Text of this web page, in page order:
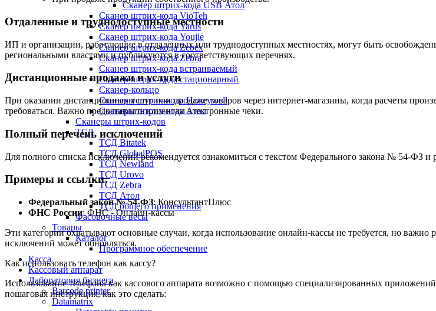
Сканер штрих-кода USB Атол
Сканер штрих-кода VioTeh
Сканер штрих-кода Yarus
Сканер штрих-кода Youjie
Сканер штрих-кода Zebex
Сканер штрих-кода Zebra
Сканер штрих-кода встраиваемый
Сканер штрих-кода стационарный
Сканер-кольцо
Сканеры штрих-кода Honeywell
Сканеры штрих-кода Атол
Сканеры штрих-кодов
ТСД
ТСД Bitatek
ТСД GlobalPOS
ТСД Newland
ТСД Urovo
ТСД Zebra
ТСД Атол
ТСД общего применения
Фасовочные весы
Товары
Каталог
Программное обеспечение
Касса
Кассовый аппарат
Лаборатория бизнеса
Barcode printer
Datamatrix
Отдаленные и труднодоступные местности
ИП и организации, работающие в отдаленных или труднодоступных местностях, могут быть
региональными властями и публикуются в соответствующих перечнях.
Дистанционные продажи и услуги
При оказании дистанционных услуг или продаже товаров через интернет-магазины, когда расчеты
требоваться. Важно предоставлять клиентам электронные чеки.
Полный перечень исключений
Для полного списка исключений рекомендуется ознакомиться с текстом Федерального закона № 54-ФЗ
Примеры и ссылки:
Федеральный закон № 54-ФЗ: КонсультантПлюс
ФНС России: ФНС - Онлайн-кассы
Эти категории охватывают основные случаи, когда использование онлайн-кассы не требуется, но важно
исключений может обновляться.
Как использовать телефон как кассу?
Использование телефона как кассового аппарата возможно с помощью специализированных
пошаговая инструкция, как это сделать: